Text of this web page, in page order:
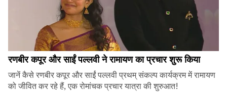
रणबीर कपूर और साईं पल्लवी ने रामायण का प्रचार शुरू किया
जानें कैसे रणबीर कपूर और साईं पल्लवी प्रथम् संकल्प कार्यक्रम में रामायण
को जीवित कर रहे हैं, एक रोमांचक प्रचार यात्रा की शुरुआत!